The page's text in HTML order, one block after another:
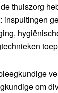
thuiszorg
inspuitingen
om